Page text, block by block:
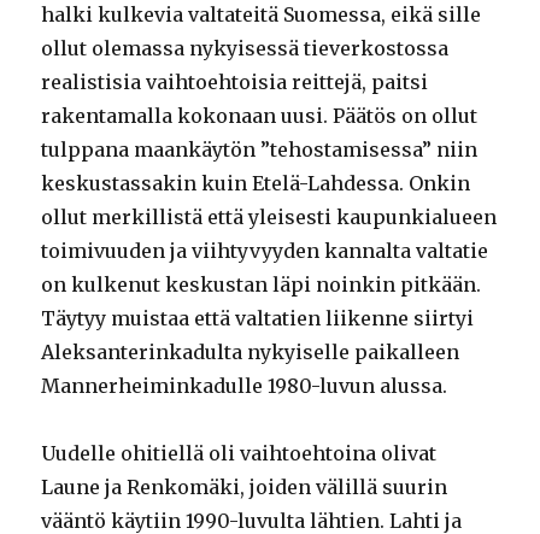
halki kulkevia valtateitä Suomessa, eikä sille
ollut olemassa nykyisessä tieverkostossa
realistisia vaihtoehtoisia reittejä, paitsi
rakentamalla kokonaan uusi. Päätös on ollut
tulppana maankäytön ”tehostamisessa” niin
keskustassakin kuin Etelä-Lahdessa. Onkin
ollut merkillistä että yleisesti kaupunkialueen
toimivuuden ja viihtyvyyden kannalta valtatie
on kulkenut keskustan läpi noinkin pitkään.
Täytyy muistaa että valtatien liikenne siirtyi
Aleksanterinkadulta nykyiselle paikalleen
Mannerheiminkadulle 1980-luvun alussa.
Uudelle ohitiellä oli vaihtoehtoina olivat
Laune ja Renkomäki, joiden välillä suurin
vääntö käytiin 1990-luvulta lähtien. Lahti ja